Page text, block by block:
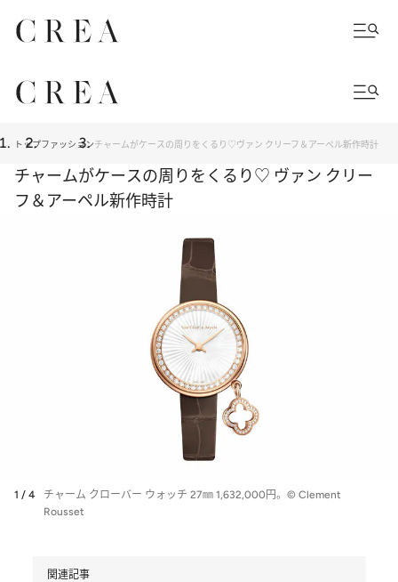
トップファッションチャームがケースの周りをくるり♡ヴァン クリーフ＆アーペル新作時計
チャームがケースの周りをくるり♡ ヴァン クリー
フ＆アーペル新作時計
1 / 4
チャーム クローバー ウォッチ 27㎜ 1,632,000円。© Clement
Rousset
関連記事